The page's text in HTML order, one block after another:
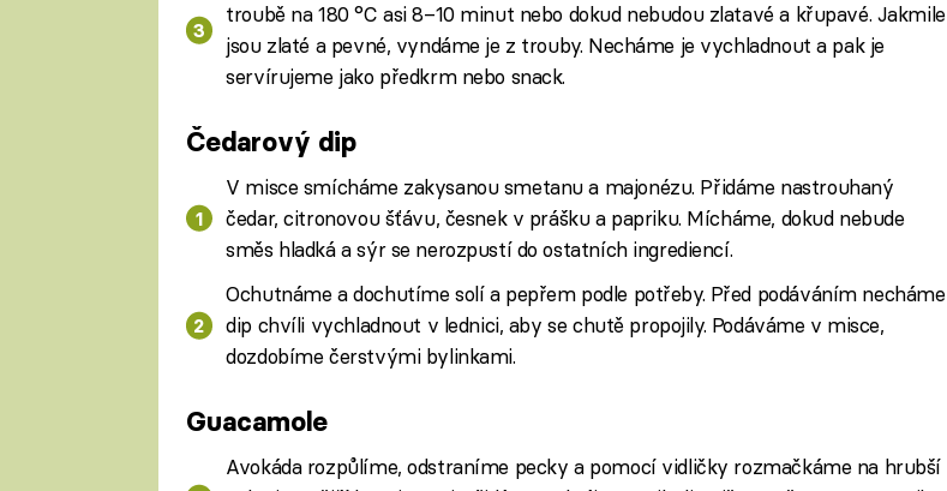
troubě na 180 °C asi 8–10 minut nebo dokud nebudou zlatavé a křupavé. Jakmile
jsou zlaté a pevné, vyndáme je z trouby. Necháme je vychladnout a pak je
servírujeme jako předkrm nebo snack.
Čedarový dip
V misce smícháme zakysanou smetanu a majonézu. Přidáme nastrouhaný
čedar, citronovou šťávu, česnek v prášku a papriku. Mícháme, dokud nebude
směs hladká a sýr se nerozpustí do ostatních ingrediencí.
Ochutnáme a dochutíme solí a pepřem podle potřeby. Před podáváním necháme
dip chvíli vychladnout v lednici, aby se chutě propojily. Podáváme v misce,
dozdobíme čerstvými bylinkami.
Guacamole
Avokáda rozpůlíme, odstraníme pecky a pomocí vidličky rozmačkáme na hrubší